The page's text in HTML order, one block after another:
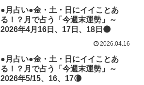
●月占い●金・土・日にイイことあ
る！？月で占う「今週末運勢」～
2026年4月16日、17日、18日🌑
2026.04.16
●月占い●金・土・日にイイことあ
る！？月で占う「今週末運勢」～
2026年5/15、16、17🌘